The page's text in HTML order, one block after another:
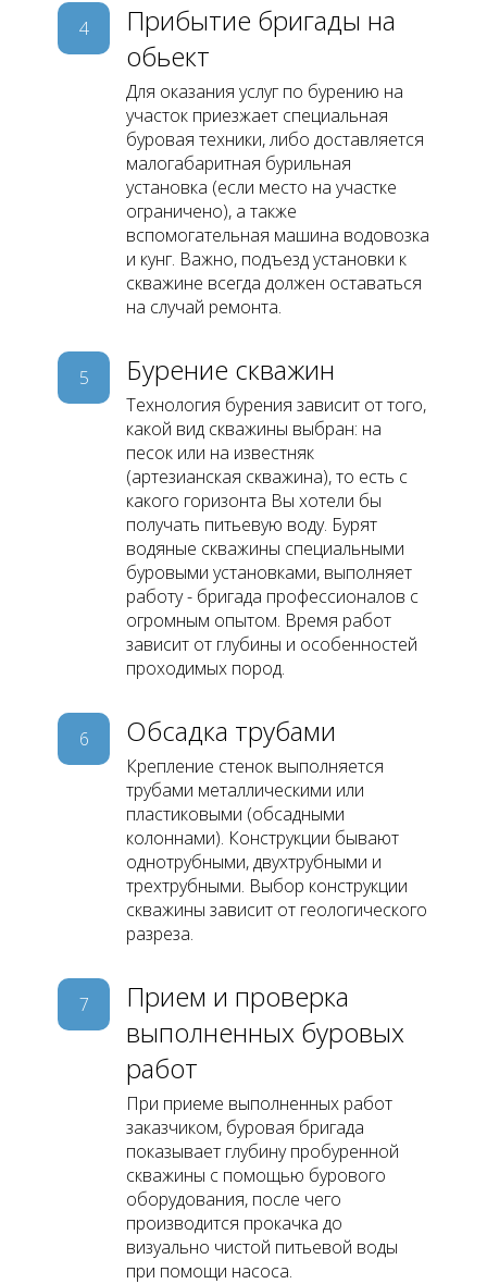
4
Прибытие бригады на
обьект
Для оказания услуг по бурению на
участок приезжает специальная
буровая техники, либо доставляется
малогабаритная бурильная
установка (если место на участке
ограничено), а также
вспомогательная машина водовозка
и кунг. Важно, подъезд установки к
скважине всегда должен оставаться
на случай ремонта.
5 Бурение скважин
Технология бурения зависит от того,
какой вид скважины выбран: на
песок или на известняк
(артезианская скважина), то есть с
какого горизонта Вы хотели бы
получать питьевую воду. Бурят
водяные скважины специальными
буровыми установками, выполняет
работу - бригада профессионалов с
огромным опытом. Время работ
зависит от глубины и особенностей
проходимых пород.
6 Обсадка трубами
Крепление стенок выполняется
трубами металлическими или
пластиковыми (обсадными
колоннами). Конструкции бывают
однотрубными, двухтрубными и
трехтрубными. Выбор конструкции
скважины зависит от геологического
разреза.
7
Прием и проверка
выполненных буровых
работ
При приеме выполненных работ
заказчиком, буровая бригада
показывает глубину пробуренной
скважины с помощью бурового
оборудования, после чего
производится прокачка до
визуально чистой питьевой воды
при помощи насоса.